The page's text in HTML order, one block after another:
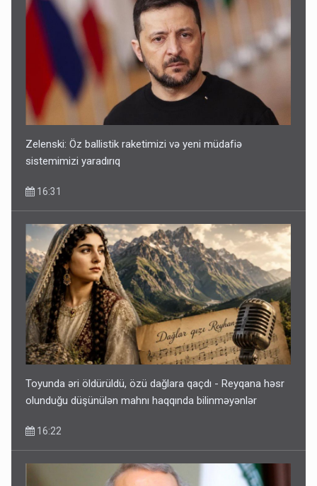
Zelenski: Öz ballistik raketimizi və yeni müdafiə
sistemimizi yaradırıq
16:31
Toyunda əri öldürüldü, özü dağlara qaçdı - Reyqana həsr
olunduğu düşünülən mahnı haqqında bilinməyənlər
16:22